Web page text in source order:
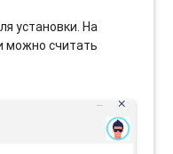
установки. На
можно считать